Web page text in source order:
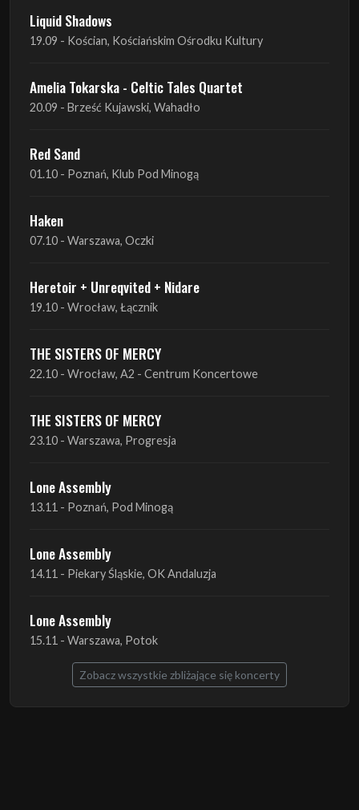
Amelia Tokarska - Celtic Tales Quartet
20.09 - Brześć Kujawski, Wahadło
Red Sand
Haken
Heretoir + Unreqvited + Nidare
THE SISTERS OF MERCY
22.10 - Wrocław, A2 - Centrum Koncertowe
THE SISTERS OF MERCY
Lone Assembly
Lone Assembly
14.11 - Piekary Śląskie, OK Andaluzja
Lone Assembly
15.11 - Warszawa, Potok